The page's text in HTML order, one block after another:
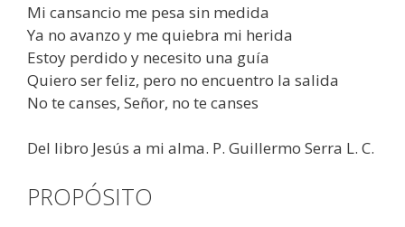
Mi cansancio me pesa sin medida
Ya no avanzo y me quiebra mi herida
Estoy perdido y necesito una guía
Quiero ser feliz, pero no encuentro la salida
No te canses, Señor, no te canses
Del libro Jesús a mi alma. P. Guillermo Serra L. C.
PROPÓSITO